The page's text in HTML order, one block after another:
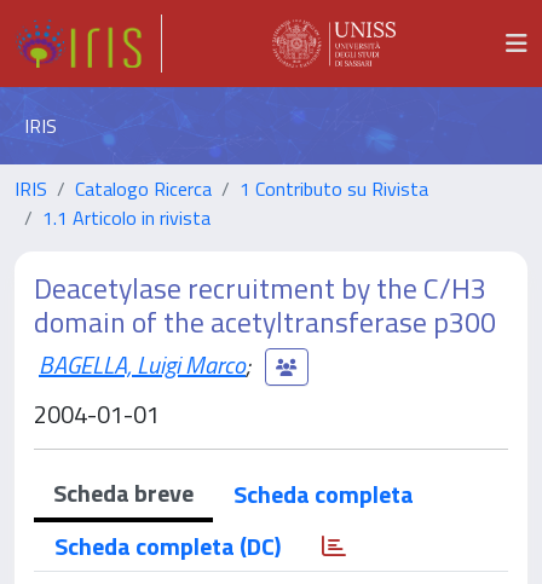
IRIS
IRIS Catalogo Ricerca
1 Contributo su Rivista
1.1 Articolo in rivista
Deacetylase recruitment by the C/H3
domain of the acetyltransferase p300
BAGELLA, Luigi Marco;
2004-01-01
Scheda breve
Scheda completa
Scheda completa (DC)